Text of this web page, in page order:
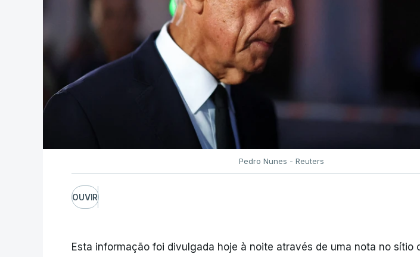
Pedro Nunes - Reuters
OUVIR
Esta informação foi divulgada hoje à noite através de uma nota no sítio